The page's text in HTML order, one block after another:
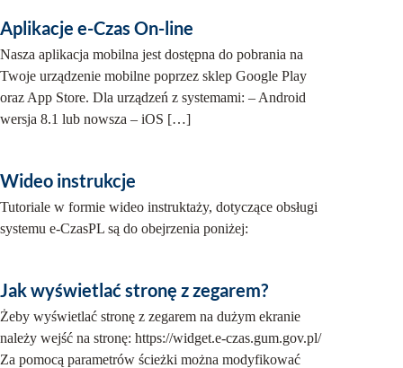
Aplikacje e-Czas On-line
Nasza aplikacja mobilna jest dostępna do pobrania na
Twoje urządzenie mobilne poprzez sklep Google Play
oraz App Store. Dla urządzeń z systemami: – Android
wersja 8.1 lub nowsza – iOS […]
Wideo instrukcje
Tutoriale w formie wideo instruktaży, dotyczące obsługi
systemu e-CzasPL są do obejrzenia poniżej:
Jak wyświetlać stronę z zegarem?
Żeby wyświetlać stronę z zegarem na dużym ekranie
należy wejść na stronę: https://widget.e‑czas.gum.gov.pl/
Za pomocą parametrów ścieżki można modyfikować